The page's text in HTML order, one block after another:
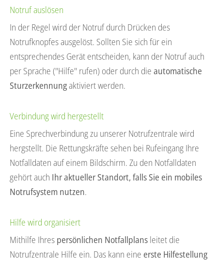
Notruf auslösen
In der Regel wird der Notruf durch Drücken des
Notrufknopfes ausgelöst. Sollten Sie sich für ein
entsprechendes Gerät entscheiden, kann der Notruf auch
per Sprache ("Hilfe" rufen) oder durch die automatische
Sturzerkennungaktiviert werden.
Verbindung wird hergestellt
Eine Sprechverbindung zu unserer Notrufzentrale wird
hergstellt. Die Rettungskräfte sehen bei Rufeingang Ihre
Notfalldaten auf einem Bildschirm. Zu den Notfalldaten
gehört auch Ihr aktueller Standort, falls Sie ein mobiles
Notrufsystem nutzen.
Hilfe wird organisiert
Mithilfe Ihres persönlichen Notfallplans leitet die
Notrufzentrale Hilfe ein. Das kann eine erste Hilfestellung